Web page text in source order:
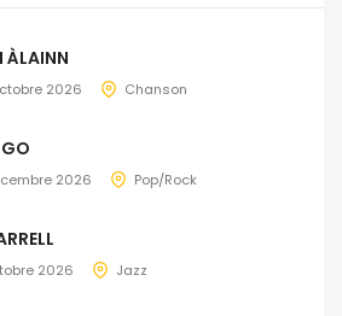
ÀLAINN
2026 Chanson
2026 Pop/Rock
2026 Jazz